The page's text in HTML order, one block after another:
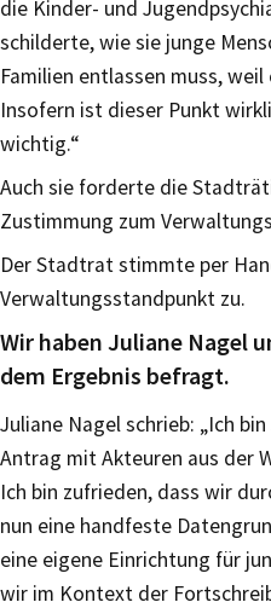
die Kinder- und
schilderte, wie sie junge
Familien entlassen muss,
Insofern ist dieser Punkt
wichtig.“
Auch sie forderte die
Zustimmung zum
Der Stadtrat stimmte per
Verwaltungsstandpunkt zu.
Wir haben Juliane Nagel
dem Ergebnis befragt.
Juliane Nagel schrieb: „Ich
Antrag mit Akteuren aus der
Ich bin zufrieden, dass wir
nun eine handfeste
eine eigene Einrichtung für
wir im Kontext der